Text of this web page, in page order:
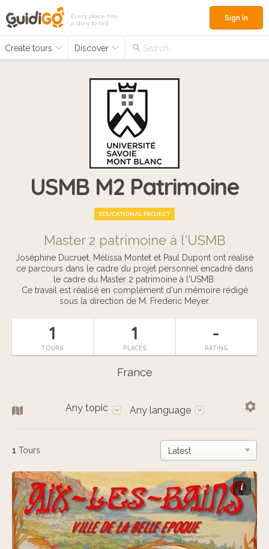
Every place has
a story to tell
Create tours Discover Search...
Sign in
USMB M2 Patrimoine
EDUCATIONAL PROJECT
Master 2 patrimoine à l'USMB
Joséphine Ducruet, Mélissa Montet et Paul Dupont ont réalisé
ce parcours dans le cadre du projet personnel encadré dans
le cadre du Master 2 patrimoine à l'USMB.
Ce travail est réalisé en complément d'un mémoire rédigé
sous la direction de M. Frederic Meyer.
1
TOURS
1
PLACES
-
RATING
France
Any topic Any language
1 Tours
i